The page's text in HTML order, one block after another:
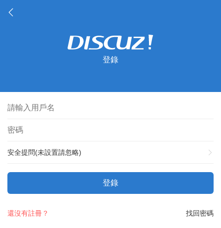
登錄
安全提問(未設置請忽略)
登錄
找回密碼
還沒有註冊？